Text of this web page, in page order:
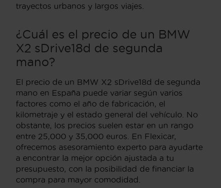
trayectos urbanos y largos viajes.
¿Cuál es el precio de un BMW
X2 sDrive18d de segunda
mano?
El precio de un BMW X2 sDrive18d de segunda
mano en España puede variar según varios
factores como el año de fabricación, el
kilometraje y el estado general del vehículo. No
obstante, los precios suelen estar en un rango
entre 25,000 y 35,000 euros. En Flexicar,
ofrecemos asesoramiento experto para ayudarte
a encontrar la mejor opción ajustada a tu
presupuesto, con la posibilidad de financiar la
compra para mayor comodidad.